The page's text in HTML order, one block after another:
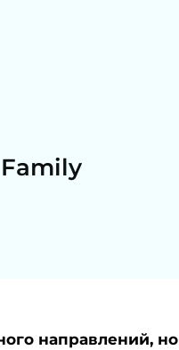
направлений, но